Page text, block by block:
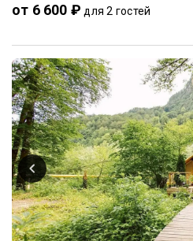
от 6 600 ₽ для 2 гостей